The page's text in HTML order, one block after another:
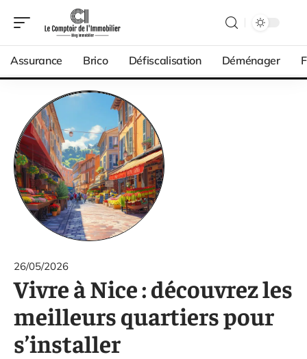
Assurance Brico Défiscalisation Déménager
26/05/2026
Vivre à Nice : découvrez les
meilleurs quartiers pour
s’installer